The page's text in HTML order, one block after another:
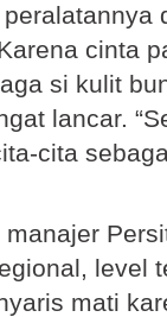
cinta
si kulit
lancar.
cita
level
mati